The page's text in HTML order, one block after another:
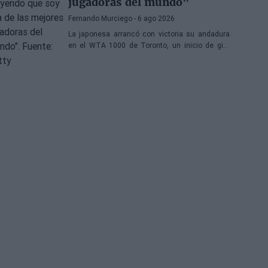
Fernando Murciego- 6 ago 2026
La japonesa arrancó con victoria su andadura
en el WTA 1000 de Toronto, un inicio de gira